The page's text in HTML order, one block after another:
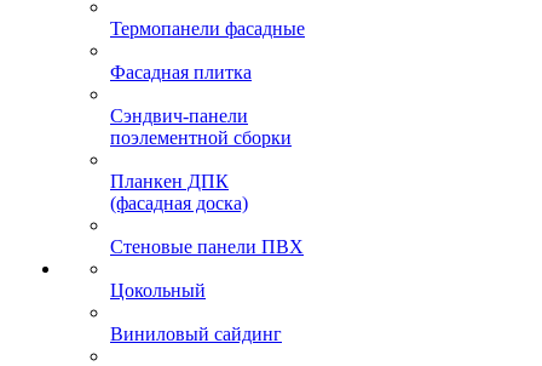
Термопанели фасадные
Фасадная плитка
Сэндвич-панели
поэлементной сборки
Планкен ДПК
(фасадная доска)
Стеновые панели ПВХ
Цокольный
Виниловый сайдинг